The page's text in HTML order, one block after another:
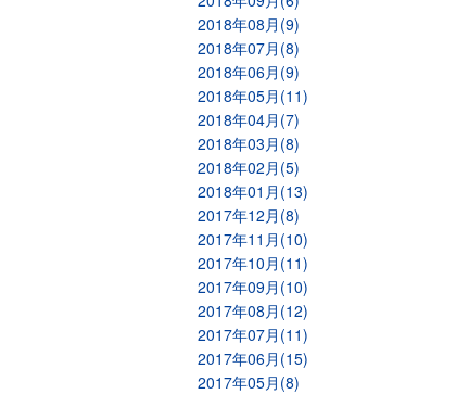
2018年08月(9)
2018年07月(8)
2018年06月(9)
2018年05月(11)
2018年04月(7)
2018年03月(8)
2018年02月(5)
2018年01月(13)
2017年12月(8)
2017年11月(10)
2017年10月(11)
2017年09月(10)
2017年08月(12)
2017年07月(11)
2017年06月(15)
2017年05月(8)